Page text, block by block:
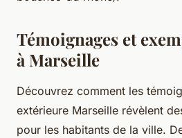
Témoignages et
à Marseille
Découvrez comment les
extérieure Marseille révèlent
pour les habitants de la ville.